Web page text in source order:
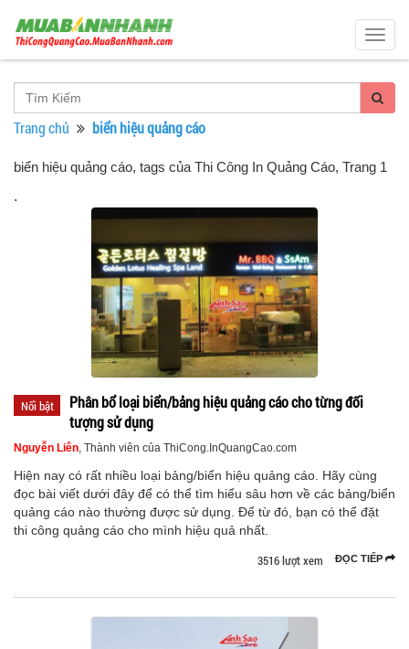
Trang chủ biển hiệu quảng cáo
biển hiệu quảng cáo, tags của Thi Công In Quảng Cáo, Trang 1
.
Nổi bật
Phân bổ loại biển/bảng hiệu quảng cáo cho từng đối
tượng sử dụng
Nguyễn Liên, Thành viên của ThiCong.InQuangCao.com
Hiện nay có rất nhiều loại bảng/biển hiệu quảng cáo. Hãy cùng
đọc bài viết dưới đây để có thể tìm hiểu sâu hơn về các bảng/biển
quảng cáo nào thường được sử dụng. Để từ đó, bạn có thể đặt
thi công quảng cáo cho mình hiệu quả nhất.
ĐỌC TIẾP
3516 lượt xem